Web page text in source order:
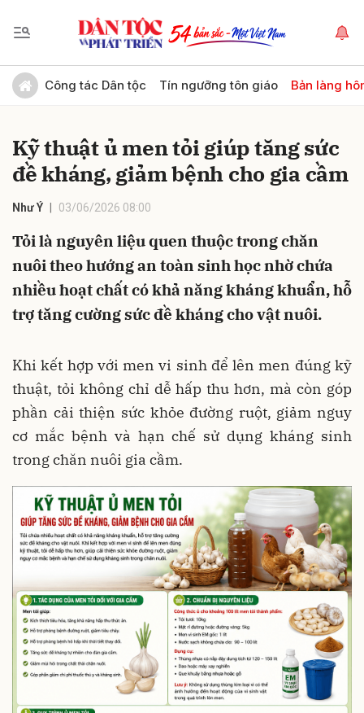
Công tác Dân tộc Tín ngưỡng tôn giáo Bản làng
Kỹ thuật ủ men tỏi giúp tăng sức
đề kháng, giảm bệnh cho gia cầm
Như Ý 03/06/2026 08:00
Tỏi là nguyên liệu quen thuộc trong chăn
nuôi theo hướng an toàn sinh học nhờ chứa
nhiều hoạt chất có khả năng kháng khuẩn, hỗ
trợ tăng cường sức đề kháng cho vật nuôi.
Khi kết hợp với men vi sinh để lên men đúng kỹ
thuật, tỏi không chỉ dễ hấp thu hơn, mà còn góp
phần cải thiện sức khỏe đường ruột, giảm nguy
cơ mắc bệnh và hạn chế sử dụng kháng sinh
trong chăn nuôi gia cầm.
Gửi bình luận
Hủy Gửi